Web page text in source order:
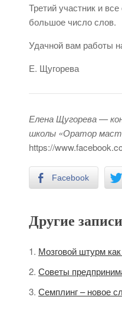
Третий участник и
большое число слов.
Удачной вам работы
Е. Щугорева
Елена Щугорева —
школы «Оратор
https://
Facebook
Другие
Мозговой штурм
Советы
Семплинг – новое